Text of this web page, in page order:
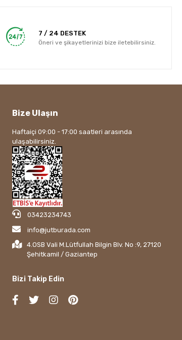
7 / 24 DESTEK
Öneri ve şikayetlerinizi bize iletebilirsiniz.
Bize Ulaşın
Haftaiçi 09:00 - 17:00 saatleri arasında
ulaşabilirsiniz.
03423234743
info@jutburada.com
4.OSB Vali M.Lütfullah Bilgin Blv. No :9, 27120
Şehitkamil / Gaziantep
Bizi Takip Edin